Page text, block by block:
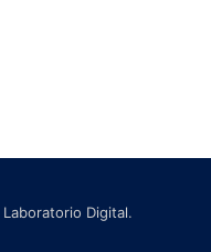
Laboratorio Digital.